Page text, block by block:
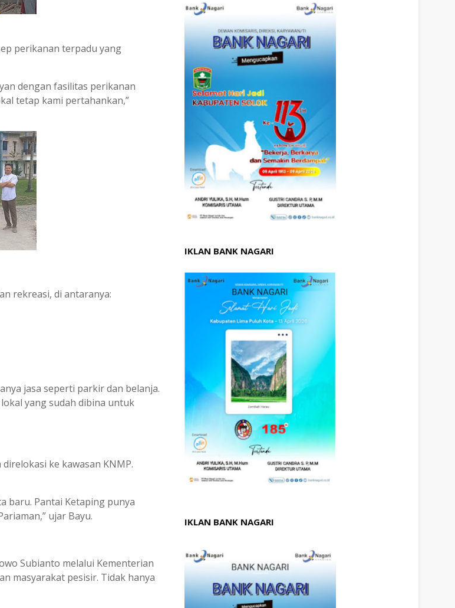
perikanan terpadu yang
dengan fasilitas perikanan
tetap kami pertahankan,”
rekreasi, di antaranya:
jasa seperti parkir dan belanja.
yang sudah dibina untuk
ke kawasan KNMP.
baru. Pantai Ketaping punya
ujar Bayu.
Subianto melalui Kementerian
masyarakat pesisir. Tidak hanya
IKLAN BANK NAGARI
IKLAN BANK NAGARI